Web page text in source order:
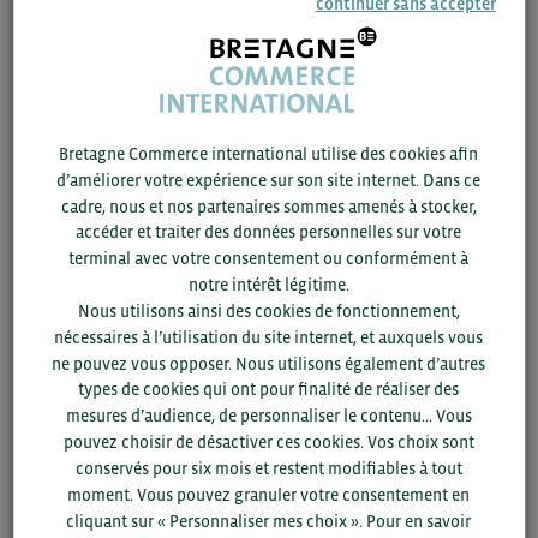
Pour les pays dits ‘non adéquats’ (exemple US),
l’intervenant a expliqué le recours à d’autres
outils à connaître impérativement.
Ont également été abordés les risques et
sanctions applicables en cas d’infraction,
illustrés d’exemples concrets.
Enfin, quelques recommandations pour les
différents modes de prospection commerciale
notamment via les réseaux sociaux ou les sites
internet. Un conseil : n’anticipez pas le
consentement de la personne en proposant
des cases pré cochées. Ne pré cochez pas une
case ! Cette pratique peut être sanctionner.
Bretagne Commerce international utilise des cookies afin
d’améliorer votre expérience sur son site internet. Dans ce
cadre, nous et nos partenaires sommes amenés à stocker,
accéder et traiter des données personnelles sur votre
terminal avec votre consentement ou conformément à
notre intérêt légitime.
Nous utilisons ainsi des cookies de fonctionnement,
nécessaires à l’utilisation du site internet, et auxquels vous
ne pouvez vous opposer. Nous utilisons également d’autres
types de cookies qui ont pour finalité de réaliser des
mesures d’audience, de personnaliser le contenu... Vous
pouvez choisir de désactiver ces cookies. Vos choix sont
conservés pour six mois et restent modifiables à tout
moment. Vous pouvez granuler votre consentement en
cliquant sur « Personnaliser mes choix ». Pour en savoir